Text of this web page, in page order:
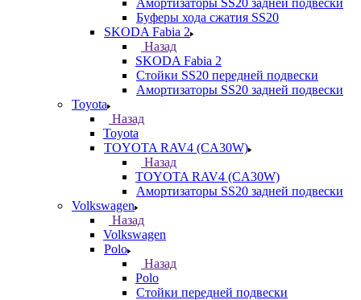
Амортизаторы SS20 задней подвески
Буферы хода сжатия SS20
SKODA Fabia 2
Назад
SKODA Fabia 2
Стойки SS20 передней подвески
Амортизаторы SS20 задней подвески
Toyota
Назад
Toyota
TOYOTA RAV4 (CA30W)
Назад
TOYOTA RAV4 (CA30W)
Амортизаторы SS20 задней подвески
Volkswagen
Назад
Volkswagen
Polo
Назад
Polo
Стойки передней подвески